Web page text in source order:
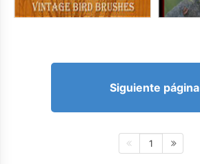
Siguiente página
1